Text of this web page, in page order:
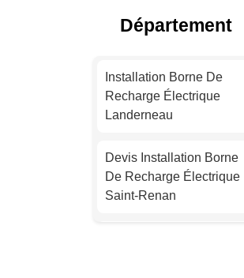
Toulouse
Nice
Département
Installation Borne De
Recharge Électrique
Landerneau
Devis Installation Borne
De Recharge Électrique
Saint-Renan